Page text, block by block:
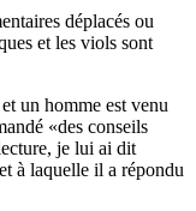
déplacés ou
et les viols sont
un homme est venu
«des conseils
je lui ai dit
à laquelle il a répondu